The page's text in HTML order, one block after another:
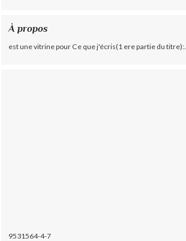
À propos
est une vitrine pour Ce que j'écris(1 ere partie du titre):...
9531564-4-7